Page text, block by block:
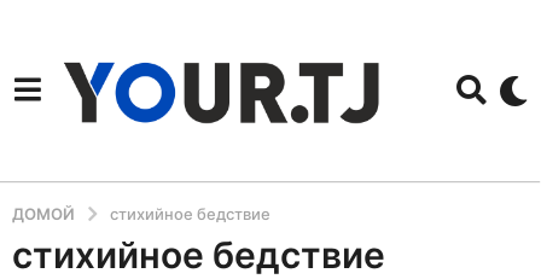
ДОМОЙ стихийное бедствие
стихийное бедствие